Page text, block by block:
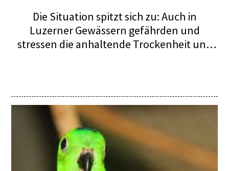
Die Situation spitzt sich zu: Auch in
Luzerner Gewässern gefährden und
stressen die anhaltende Trockenheit und
Gewässerschutzmassnahmen.